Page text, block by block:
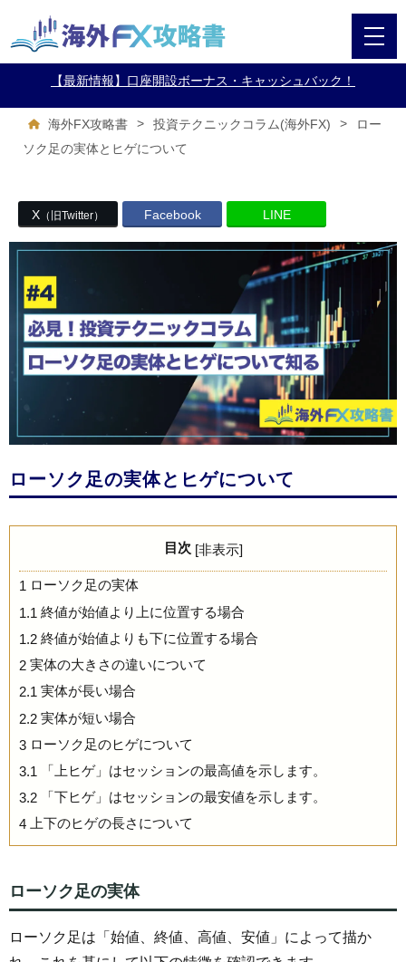
【最新情報】口座開設ボーナス・キャッシュバック！
海外FX攻略書 > 投資テクニックコラム(海外FX) >
ロー
ソク足の実体とヒゲについて
X （旧Twitter） Facebook LINE
ローソク足の実体とヒゲについて
目次 [非表示]
1 ローソク足の実体
1.1 終値が始値より上に位置する場合
1.2 終値が始値よりも下に位置する場合
2 実体の大きさの違いについて
2.1 実体が長い場合
2.2 実体が短い場合
3 ローソク足のヒゲについて
3.1 「上ヒゲ」はセッションの最高値を示します。
3.2 「下ヒゲ」はセッションの最安値を示します。
4 上下のヒゲの長さについて
ローソク足の実体
ローソク足は「始値、終値、高値、安値」によって描か